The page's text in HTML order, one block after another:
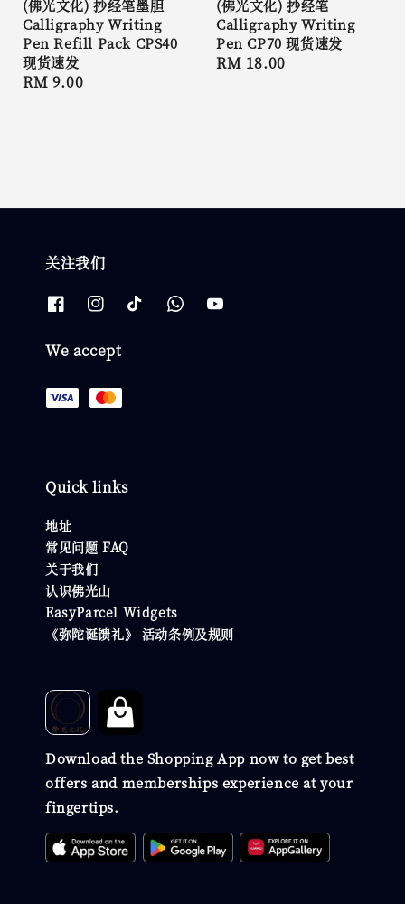
(佛光文化) 抄经笔墨胆
Calligraphy Writing
Pen Refill Pack CPS40
现货速发
Regular
RM 9.00
(佛光文化) 抄经笔
Calligraphy Writing
Pen CP70 现货速发
Regular
RM 18.00
关注我们
We accept
Quick links
地址
常见问题 FAQ
关于我们
认识佛光山
EasyParcel Widgets
《弥陀诞馈礼》 活动条例及规则
Download the Shopping App now to get best
offers and memberships experience at your
fingertips.